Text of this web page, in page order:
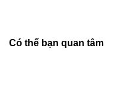
Có thể bạn quan tâm